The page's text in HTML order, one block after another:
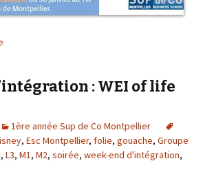
: WEI of life
1ère année Sup de Co Montpellier
, Esc Montpellier, folie, gouache, Groupe
, L3, M1, M2, soirée, week-end d'intégration,